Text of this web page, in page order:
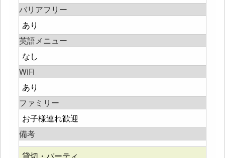
バリアフリー
あり
英語メニュー
なし
WiFi
あり
ファミリー
お子様連れ歓迎
備考